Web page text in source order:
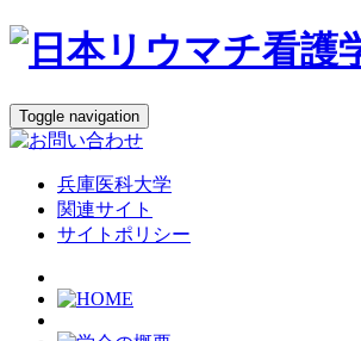
Toggle navigation
兵庫医科大学
関連サイト
サイトポリシー